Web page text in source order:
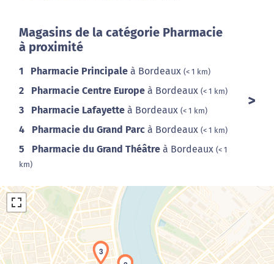
Magasins de la catégorie Pharmacie
à proximité
1 Pharmacie Principale à Bordeaux (< 1 km)
2 Pharmacie Centre Europe à Bordeaux (< 1 km)
3 Pharmacie Lafayette à Bordeaux (< 1 km)
4 Pharmacie du Grand Parc à Bordeaux (< 1 km)
5 Pharmacie du Grand Théâtre à Bordeaux (< 1
km)
3